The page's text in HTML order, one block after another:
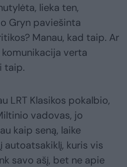
lieka ten,
Gryn paviešinta
Manau, kad taip. Ar
verta
taip.
LRT Klasikos pokalbio,
vadovas, jo
kaip seną, laike
autoatsakiklį, kuris vis
savo ašį, bet ne apie